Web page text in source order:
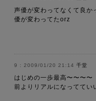
声優が変わってなくて良か
優が変わってたorz
2009/01/20 21:14 千堂
はじめの一歩最高〜〜〜〜
前よりリアルになっててい